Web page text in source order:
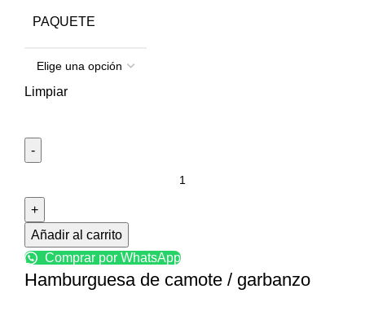
PAQUETE
Limpiar
Añadir al carrito
Comprar por WhatsApp
Hamburguesa de camote / garbanzo